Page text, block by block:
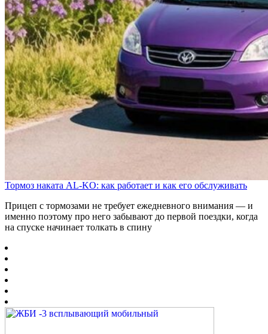
Тормоз наката AL-KO: как работает и как его обслуживать
Прицеп с тормозами не требует ежедневного внимания — и
именно поэтому про него забывают до первой поездки, когда
на спуске начинает толкать в спину